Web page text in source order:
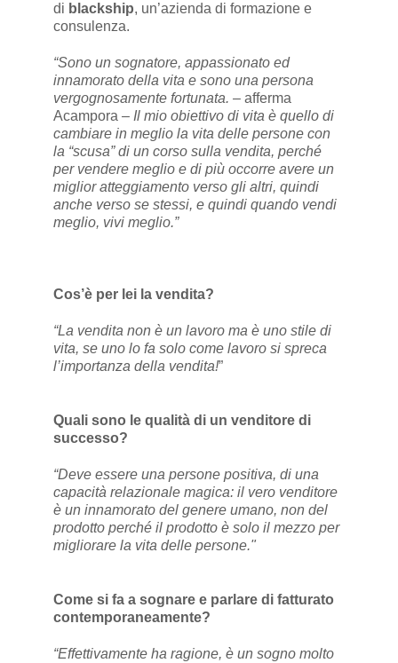
di blackship, un’azienda di formazione e
consulenza.
“Sono un sognatore, appassionato ed
innamorato della vita e sono una persona
vergognosamente fortunata. – afferma
Acampora – Il mio obiettivo di vita è quello di
cambiare in meglio la vita delle persone con
la “scusa” di un corso sulla vendita, perché
per vendere meglio e di più occorre avere un
miglior atteggiamento verso gli altri, quindi
anche verso se stessi, e quindi quando vendi
meglio, vivi meglio.”
Cos’è per lei la vendita?
“La vendita non è un lavoro ma è uno stile di
vita, se uno lo fa solo come lavoro si spreca
l’importanza della vendita!”
Quali sono le qualità di un venditore di
successo?
“Deve essere una persone positiva, di una
capacità relazionale magica: il vero venditore
è un innamorato del genere umano, non del
prodotto perché il prodotto è solo il mezzo per
migliorare la vita delle persone."
Come si fa a sognare e parlare di fatturato
contemporaneamente?
“Effettivamente ha ragione, è un sogno molto